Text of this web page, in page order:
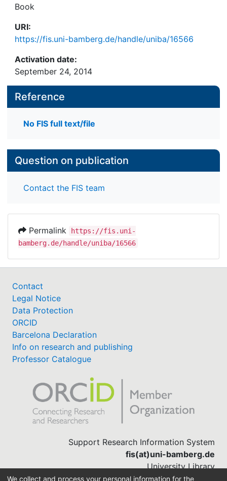
Book
URI:
https://fis.uni-bamberg.de/handle/uniba/16566
Activation date:
September 24, 2014
Reference
No FIS full text/file
Question on publication
Contact the FIS team
Permalink
https://fis.uni-
bamberg.de/handle/uniba/16566
Contact
Legal Notice
Data Protection
ORCID
Barcelona Declaration
Info on research and publishing
Professor Catalogue
Support Research Information System
fis(at)uni-bamberg.de
University Library
(0951) 863-1568
We collect and process your personal information for the